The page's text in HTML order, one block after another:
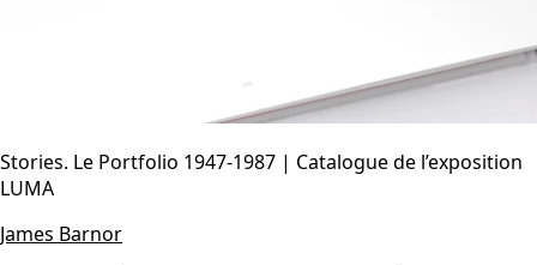
Stories. Le Portfolio 1947-1987 | Catalogue de l’exposition
LUMA
James Barnor